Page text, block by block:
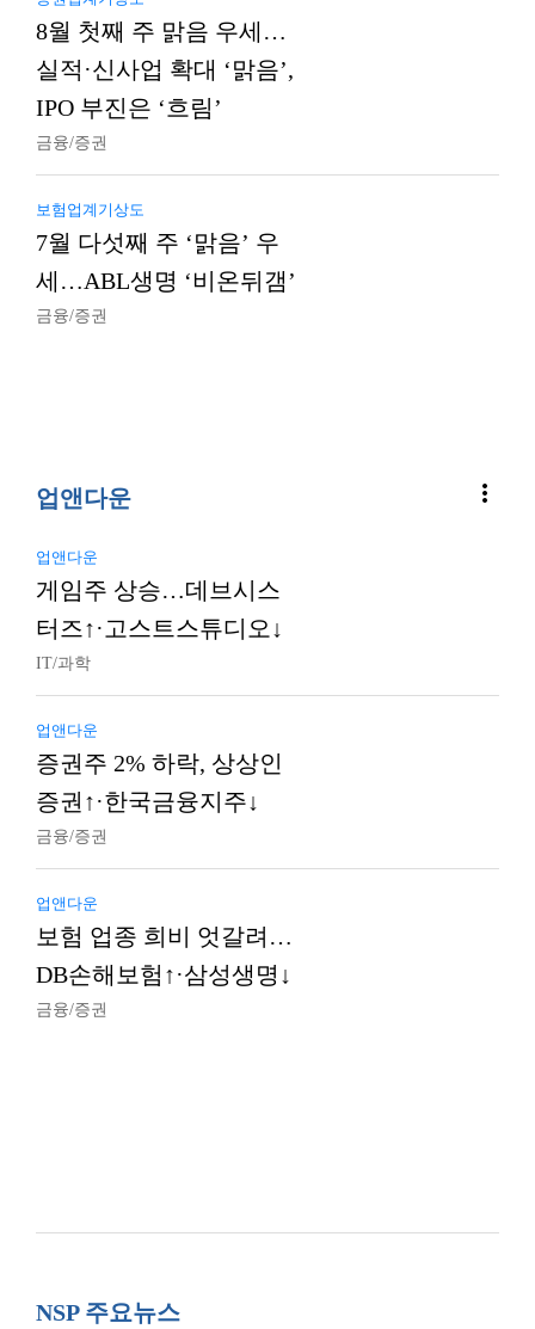
8월 첫째 주 맑음 우세…
실적·신사업 확대 ‘맑음’,
IPO 부진은 ‘흐림’
금융/증권
보험업계기상도
7월 다섯째 주 ‘맑음’ 우
세…ABL생명 ‘비온뒤갬’
금융/증권
업앤다운 more_vert
업앤다운
게임주 상승…데브시스
터즈↑·고스트스튜디오↓
IT/과학
업앤다운
증권주 2% 하락, 상상인
증권↑·한국금융지주↓
금융/증권
업앤다운
보험 업종 희비 엇갈려…
DB손해보험↑·삼성생명↓
금융/증권
NSP 주요뉴스